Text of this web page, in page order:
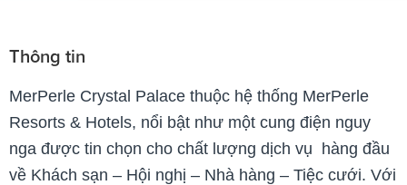
Thông tin
MerPerle Crystal Palace thuộc hệ thống MerPerle
Resorts & Hotels, nổi bật như một cung điện nguy
nga được tin chọn cho chất lượng dịch vụ hàng đầu
về Khách sạn – Hội nghị – Nhà hàng – Tiệc cưới. Với